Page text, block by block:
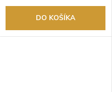
DO KOŠÍKA